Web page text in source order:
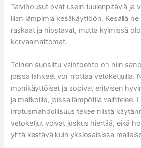
Talvihousut ovat usein tuulenpitäviä ja
liian lämpimiä kesäkäyttöön. Kesällä
raskaat ja hiostavat, mutta kylmissä
korvaamattomat.
Toinen suosittu vaihtoehto on niin
joissa lahkeet voi irrottaa vetoketjuilla.
monikäyttöiset ja sopivat erityisen
ja matkoille, joissa lämpötila vaihtelee.
irrotusmahdollisuus tekee niistä
vetoketjut voivat joskus hiertää, eikä
yhtä kestävä kuin yksiosaisissa